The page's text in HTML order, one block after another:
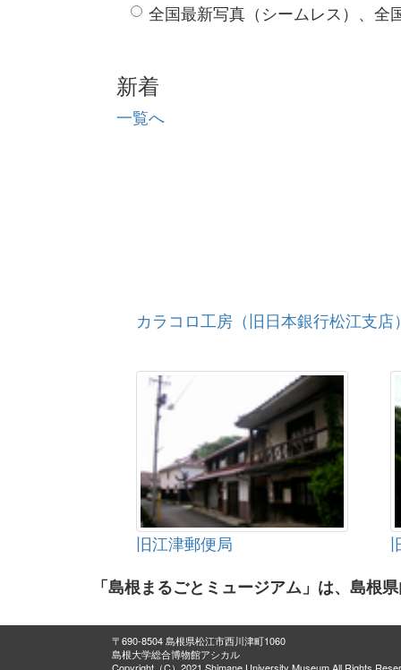
全国最新写真（シームレス）、全
新着
一覧へ
カラコロ工房（旧日本銀行松江支店
旧江津郵便局
「島根まるごとミュージアム」は、島根
〒690-8504 島根県松江市西川津町1060
島根大学総合博物館アシカル